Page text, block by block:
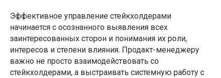
Эффективное управление стейкхолдерами
начинается с осознанного выявления всех
заинтересованных сторон и понимания их роли,
интересов и степени влияния. Продакт-менеджеру
важно не просто взаимодействовать со
стейкхолдерами, а выстраивать системную работу с